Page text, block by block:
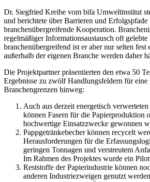
Dr. Siegfried Kreibe vom bifa Umweltinstitut
und berichtete über Barrieren und Erfolgspfade
branchenübergreifende Kooperation.
regelmäßiger Informationsaustausch oft gelebte
branchenübergreifend ist er aber nur selten fest
außerhalb der eigenen Branche werden daher
Die Projektpartner präsentierten den etwa 50
Ergebnisse zu zwölf Handlungsfeldern für
Branchengrenzen hinweg:
Auch aus derzeit energetisch
können Fasern für die Papierproduktion
hochwertige Einsatzzwecke gewonnen
Pappgetränkebecher können recycelt
Herausforderungen für die
geringen Tonnagen und verstreutem
Im Rahmen des Projektes wurde ein
Reststoffe der Papierindustrie können
anderen Industriezweigen genutzt